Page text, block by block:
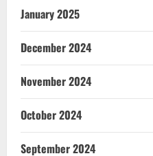
January 2025
December 2024
November 2024
October 2024
September 2024